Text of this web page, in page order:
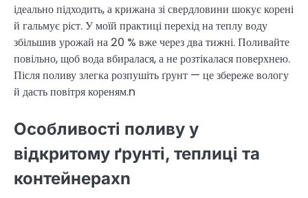
ідеально підходить, а крижана зі свердловини шокує корені
й гальмує ріст. У моїй практиці перехід на теплу воду
збільшив урожай на 20 % вже через два тижні. Поливайте
повільно, щоб вода вбиралася, а не розтікалася поверхнею.
Після поливу злегка розпушіть ґрунт — це збереже вологу
й дасть повітря кореням.n
Особливості поливу у
відкритому ґрунті, теплиці та
контейнерахn